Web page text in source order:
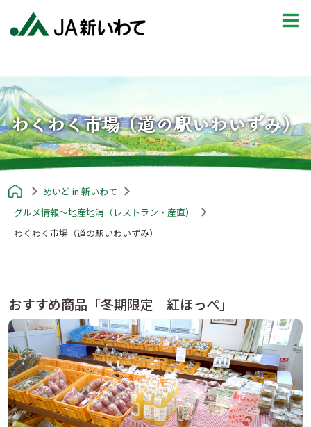
わくわく市場（道の駅いわいずみ）
めいど in 新いわて
グルメ情報～地産地消（レストラン・産直）
わくわく市場（道の駅いわいずみ）
おすすめ商品「冬期限定 紅ほっぺ」